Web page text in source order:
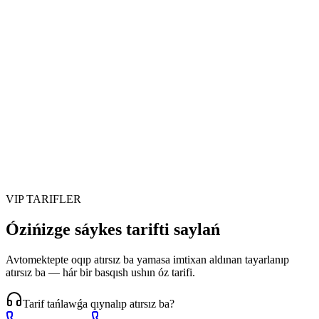
VIP TARIFLER
Ózińizge sáykes tarifti saylań
Avtomektepte oqıp atırsız ba yamasa imtixan aldınan tayarlanıp
atırsız ba — hár bir basqısh ushın óz tarifi.
Tarif tańlawǵa qıynalıp atırsız ba?